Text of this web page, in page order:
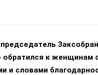
обратился к женщинам
и словами